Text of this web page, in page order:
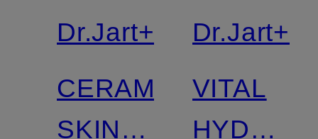
Dr.Jart+
CERAMIDIN
SKIN
Dr.Jart+
VITAL
HYDRA